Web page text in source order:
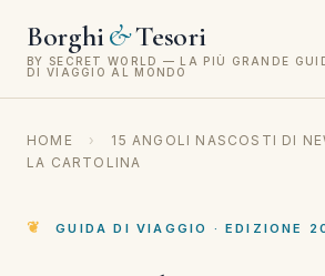
Borghi&Tesori
BY SECRET WORLD — LA PIÙ GRANDE
DI VIAGGIO AL MONDO
HOME ›
15 ANGOLI NASCOSTI DI
LA CARTOLINA
GUIDA DI VIAGGIO · EDIZIONE